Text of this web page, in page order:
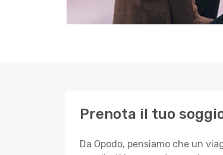
Prenota il tuo
Da Opodo, pensiamo che un